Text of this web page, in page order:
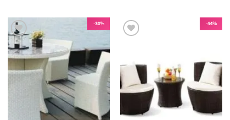
לבחור
את
האפשרויות
בעמוד
המוצר
מספר
ניתן
לבחור
את
האפשרויות
בעמוד
המוצר
44%-
30%-
הוסף
לרשימת
המשאלות